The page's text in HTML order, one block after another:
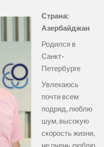
Страна:
Азербайджан
Родился в
Санкт-
Петербурге
Увлекаюсь
почти всем
подряд, люблю
шум, высокую
скорость жизни,
не очень люблю